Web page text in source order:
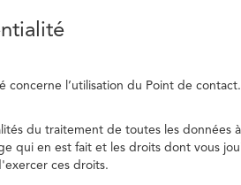
l’utilisation du Point de
du traitement de toutes les données
qui en est fait et les droits dont vous
ces droits.